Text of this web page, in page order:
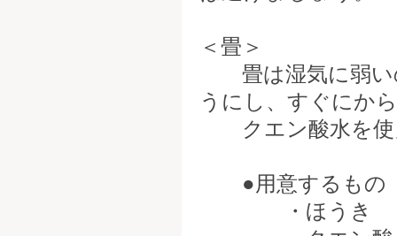
＜畳＞
畳は湿気に弱い
うにし、すぐにか
クエン酸水を使
●用意するもの
・ほうき